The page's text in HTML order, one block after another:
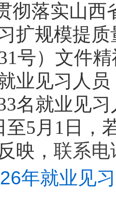
彻落实山西
扩规模提
号） 文件
业见习人员
名就业见
5月1日，
映， 联系电
年就业见